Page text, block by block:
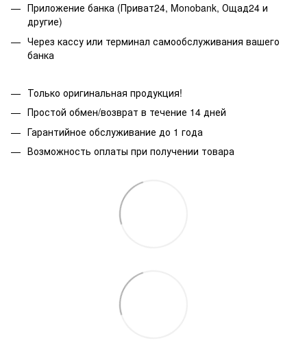
Приложение банка (Приват24, Monobank, Ощад24 и
другие)
Через кассу или терминал самообслуживания вашего
банка
Только оригинальная продукция!
Простой обмен/возврат в течение 14 дней
Гарантийное обслуживание до 1 года
Возможность оплаты при получении товара